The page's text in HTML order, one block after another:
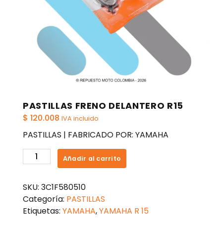
PASTILLAS FRENO DELANTERO R15
$ 120.008 IVA incluido
PASTILLAS | FABRICADO POR: YAMAHA
PASTILLAS
FRENO
R15
cantidad
Añadir al carrito
SKU: 3C1F580510
Categoría: PASTILLAS
Etiquetas: YAMAHA,YAMAHA R 15